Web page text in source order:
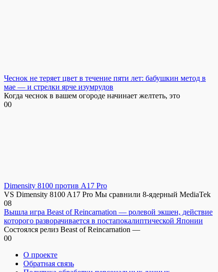
Чеснок не теряет цвет в течение пяти лет: бабушкин метод в
мае — и стрелки ярче изумрудов
Когда чеснок в вашем огороде начинает желтеть, это
00
Dimensity 8100 против A17 Pro
VS Dimensity 8100 A17 Pro Мы сравнили 8-ядерный MediaTek
08
Вышла игра Beast of Reincarnation — ролевой экшен, действие
которого разворачивается в постапокалиптической Японии
Состоялся релиз Beast of Reincarnation —
00
О проекте
Обратная связь